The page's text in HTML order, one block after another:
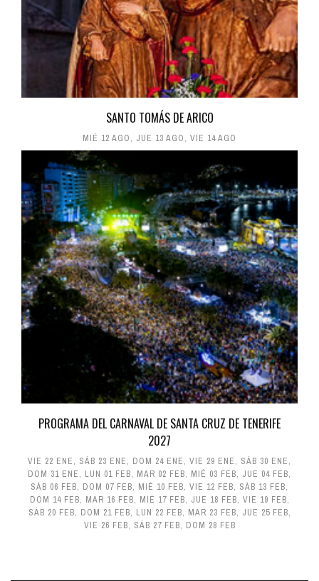
SANTO TOMÁS DE ARICO
MIÉ 12 AGO, JUE 13 AGO, VIE 14 AGO
PROGRAMA DEL CARNAVAL DE SANTA CRUZ DE TENERIFE
2027
VIE 22 ENE, SÁB 23 ENE, DOM 24 ENE, VIE 29 ENE, SÁB 30 ENE,
DOM 31 ENE, LUN 01 FEB, MAR 02 FEB, MIÉ 03 FEB, JUE 04 FEB,
SÁB 06 FEB, DOM 07 FEB, MIÉ 10 FEB, VIE 12 FEB, SÁB 13 FEB,
DOM 14 FEB, MAR 16 FEB, MIÉ 17 FEB, JUE 18 FEB, VIE 19 FEB,
SÁB 20 FEB, DOM 21 FEB, LUN 22 FEB, MAR 23 FEB, JUE 25 FEB,
VIE 26 FEB, SÁB 27 FEB, DOM 28 FEB